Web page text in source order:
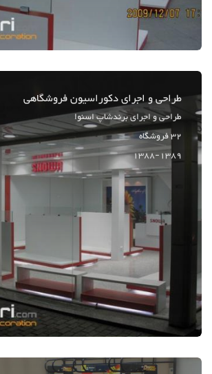
طراحی و اجرای دکوراسیون فروشگاهی
طراحی و اجرای برندشاپ اسنوا
32 فروشگاه
1388-1389